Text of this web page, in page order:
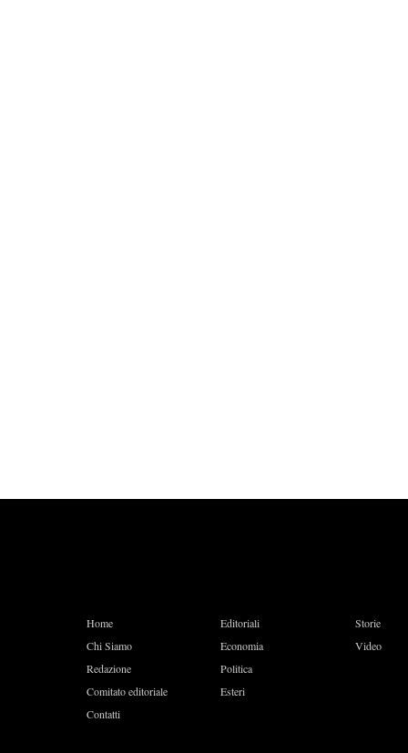
Home
Chi Siamo
Redazione
Comitato editoriale
Contatti
Editoriali
Economia
Politica
Esteri
Storie
Video